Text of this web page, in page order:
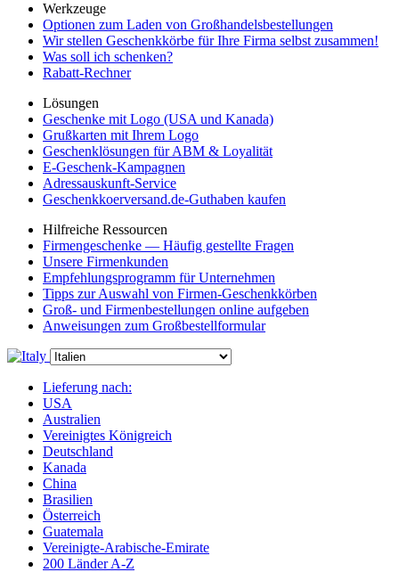
Werkzeuge
Optionen zum Laden von Großhandelsbestellungen
Wir stellen Geschenkkörbe für Ihre Firma selbst zusammen!
Was soll ich schenken?
Rabatt-Rechner
Lösungen
Geschenke mit Logo (USA und Kanada)
Grußkarten mit Ihrem Logo
Geschenklösungen für ABM & Loyalität
E-Geschenk-Kampagnen
Adressauskunft-Service
Geschenkkoerversand.de-Guthaben kaufen
Hilfreiche Ressourcen
Firmengeschenke — Häufig gestellte Fragen
Unsere Firmenkunden
Empfehlungsprogramm für Unternehmen
Tipps zur Auswahl von Firmen-Geschenkkörben
Groß- und Firmenbestellungen online aufgeben
Anweisungen zum Großbestellformular
Lieferung nach:
USA
Australien
Vereinigtes Königreich
Deutschland
Kanada
China
Brasilien
Österreich
Guatemala
Vereinigte-Arabische-Emirate
200 Länder A-Z